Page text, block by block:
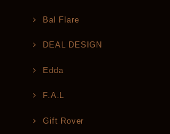
Bal Flare
DEAL DESIGN
Edda
F.A.L
Gift Rover